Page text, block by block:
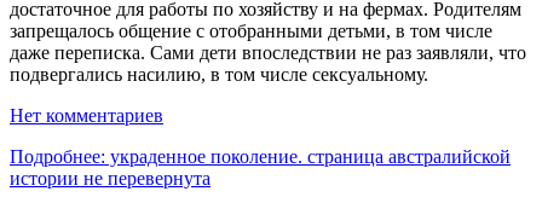
достаточное для работы по хозяйству и на фермах. Родителям
запрещалось общение с отобранными детьми, в том числе
даже переписка. Сами дети впоследствии не раз заявляли, что
подвергались насилию, в том числе сексуальному.
Нет комментариев
Подробнее: украденное поколение. страница австралийской
истории не перевернута